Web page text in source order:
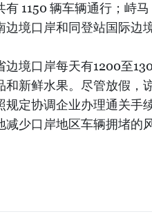
有 1150 辆车辆通行；峙
边境口岸和同登站国际边
边境口岸每天有1200至
和新鲜水果。尽管放假，
规定协调企业办理通关手
减少口岸地区车辆拥堵的